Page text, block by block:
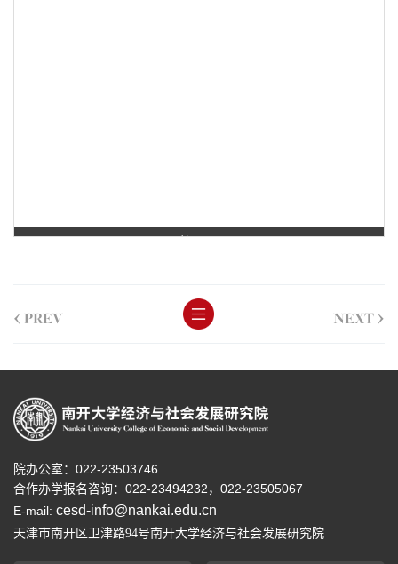
第 1 页
< PREV NEXT >
院办公室：022-23503746
合作办学报名咨询： 022-23494232， 022-23505067
E-mail: cesd-info@nankai.edu.cn
天津市南开区卫津路94号南开大学经济与社会发展研究院